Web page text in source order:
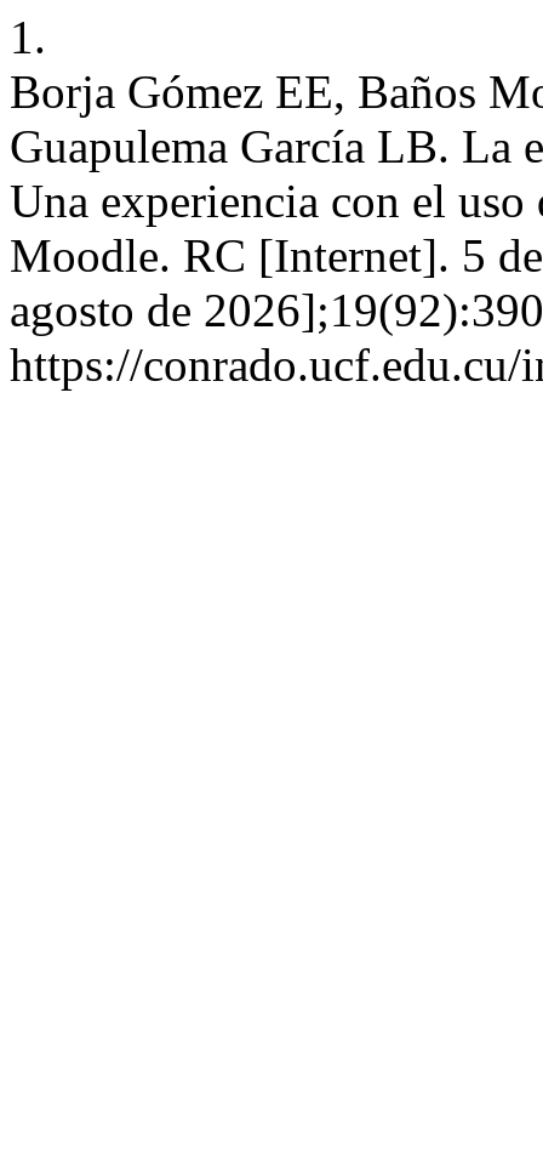
1.
Borja Gómez EE, Baños
Guapulema García LB. La
Una experiencia con el
Moodle. RC [Internet]. 5
agosto de
https://